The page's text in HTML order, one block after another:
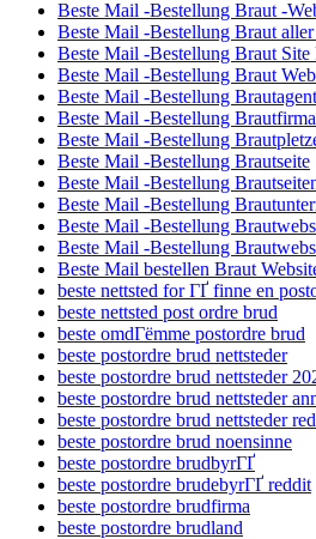
Beste Mail -Bestellung Braut -
Beste Mail -Bestellung Braut
Beste Mail -Bestellung Braut Site
Beste Mail -Bestellung Braut
Beste Mail -Bestellung
Beste Mail -Bestellung Brautfirma
Beste Mail -Bestellung
Beste Mail -Bestellung Brautseite
Beste Mail -Bestellung
Beste Mail -Bestellung
Beste Mail -Bestellung
Beste Mail -Bestellung
Beste Mail bestellen Braut
beste nettsted for ГҐ finne en
beste nettsted post ordre brud
beste omdГёmme postordre brud
beste postordre brud nettsteder
beste postordre brud nettsteder
beste postordre brud nettsteder
beste postordre brud nettsteder
beste postordre brud noensinne
beste postordre brudbyrГҐ
beste postordre brudebyrГҐ reddit
beste postordre brudfirma
beste postordre brudland